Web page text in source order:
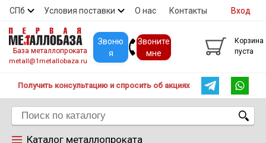
СПб Условия поставки О нас Контакты
Скидки Прайс Покупателям
Вход
База металлопроката
metall@1metallobaza.ru
Звоню
я
Звоните
мне
Корзина
пуста
Получить консультацию и спросить об акциях
Каталог металлопроката